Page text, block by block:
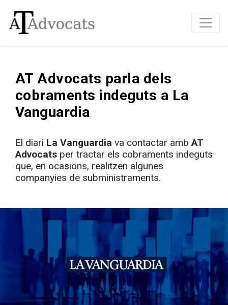
AT Advocats parla dels
cobraments indeguts a La
Vanguardia
El diari La Vanguardia va contactar ambAT
Advocats per tractar els cobraments indeguts
que, en ocasions, realitzen algunes
companyies de subministraments.